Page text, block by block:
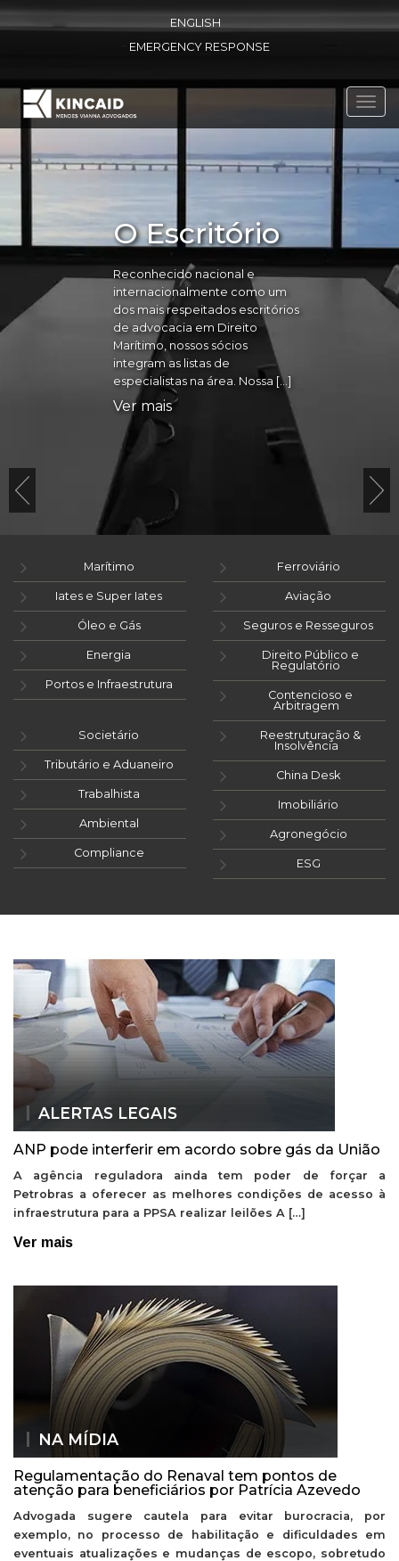
ENGLISH
EMERGENCY RESPONSE
O Escritório
Reconhecido nacional e
internacionalmente como um
dos mais respeitados escritórios
de advocacia em Direito
Marítimo, nossos sócios
integram as listas de
especialistas na área. Nossa […]
Ver mais
Marítimo
Iates e Super Iates
Óleo e Gás
Energia
Portos e Infraestrutura
Ferroviário
Aviação
Seguros e Resseguros
Direito Público e
Regulatório
Contencioso e
Arbitragem
Societário
Tributário e Aduaneiro
Trabalhista
Ambiental
Compliance
Reestruturação &
Insolvência
China Desk
Imobiliário
Agronegócio
ESG
ALERTAS LEGAIS
ANP pode interferir em acordo sobre gás da União
A agência reguladora ainda tem poder de forçar a
Petrobras a oferecer as melhores condições de acesso à
infraestrutura para a PPSA realizar leilões A […]
Ver mais
NA MÍDIA
Regulamentação do Renaval tem pontos de
atenção para beneficiários por Patrícia Azevedo
Advogada sugere cautela para evitar burocracia, por
exemplo, no processo de habilitação e dificuldades em
eventuais atualizações e mudanças de escopo, sobretudo